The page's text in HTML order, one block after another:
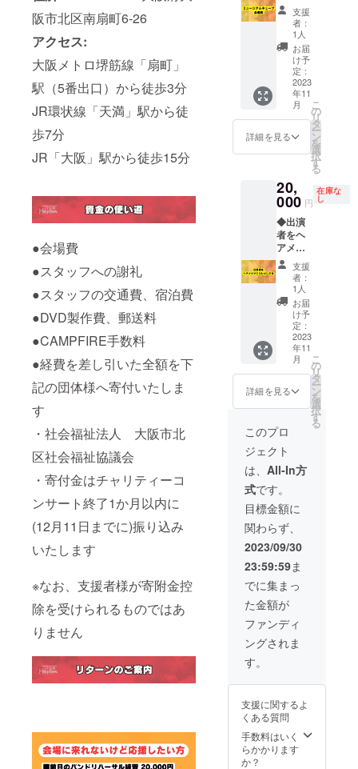
阪市北区南扇町6-26
アクセス:
大阪メトロ堺筋線「扇町」
駅（5番出口）から徒歩3分
JR環状線「天満」駅から徒
歩7分
JR「大阪」駅から徒歩15分
●会場費
●スタッフへの謝礼
●スタッフの交通費、宿泊費
●DVD製作費、郵送料
●CAMPFIRE手数料
●経費を差し引いた全額を下
記の団体様へ寄付いたしま
す
・社会福祉法人 大阪市北
区社会福祉協議会
・寄付金はチャリティーコ
ンサート終了1か月以内に
(12月11日までに)振り込み
いたします
※なお、支援者様が寄附金控
除を受けられるものではあ
りません
者へお
届けい
たしま
す その
様子を
SNSな
どで
アップ
させて
いただ
きま
えのな
いお名
前や
ニック
ネーム
をご記
入くだ
さいま
がって
もらい
ます 後
日「お
礼の
メー
ル」を
お送り
いたし
ます ※
備考欄
に ◆お
名前
ネーム
可) ◆応
援メッ
セージ
(任意)
ご記入
くださ
前と
メッ
セージ
を出演
者へお
届けい
たしま
す その
様子を
アップ
させて
いただ
きま
す。 掲
載して
も差支
えのな
いお名
前や
ニック
ネーム
をご記
入くだ
さいま
せ
キュー
ブ
CUBE0
1会場費
ティー
コン
サート
の会場
扇町
ミュー
ジアム
ブ
CUBE0
1の会場
費に充
てさせ
ていた
だきま
す。 今
年、
2023年
の10月
にオー
プンす
る地域
密着の
新しい
施設。
音楽を
通じて
みんな
が繋が
り、幸
せの輪
が広が
ります
よう、
ご支援
どうぞ
よろし
くお願
いいた
します!
※備考欄
にお名
前また
ムをお
願いい
たしま
す
支援
者：
1人
お届
け予
定：
2023
年11
月
詳細を見る
こ
の
リ
タ
ー
ン
を
選
択
す
る
20,
000 円
在庫な
し
◆出演
者をヘ
アメイ
クでキ
レイに
する イ
ベント
当日、
ヘアメ
イク
アー
ティス
トが出
演者様
おひと
りお一
人ス
テージ
で輝け
るよう
担当い
たしま
す 後日
「お礼
のメー
ル」を
お送り
いたし
ます ※
備考欄
に ◆お
名前
(ニック
ネーム
セージ
ご記入
くださ
い お名
前と
メッ
支援
者：
1人
お届
け予
定：
2023
年11
月
詳細を見る
こ
の
リ
タ
ー
ン
を
選
択
す
る
このプロ
ジェクト
は、 All-In方
式です。
目標金額に
関わらず、
2023/09/30
23:59:59ま
でに集まっ
た金額が
ファンディ
ングされま
す。
支援に関するよ
くある質問
手数料はいく
らかかります
か？